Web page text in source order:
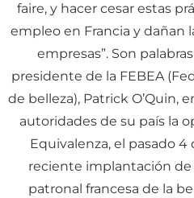
faire, y hacer cesar estas
empleo en Francia y dañan
empresas”. Son
presidente de la FEBEA
de belleza), Patrick O’Quin,
autoridades de su país la
Equivalenza, el pasado
reciente implantación de
patronal francesa de la